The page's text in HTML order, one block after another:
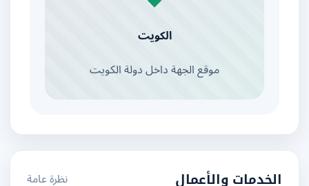
الكويت
موقع الجهة داخل دولة الكويت
الخدمات والأعمال نظرة عامة